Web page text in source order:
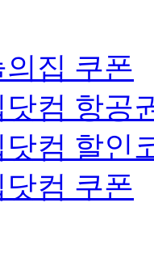
의집 쿠폰
닷컴 항공
닷컴 할인
닷컴 쿠폰